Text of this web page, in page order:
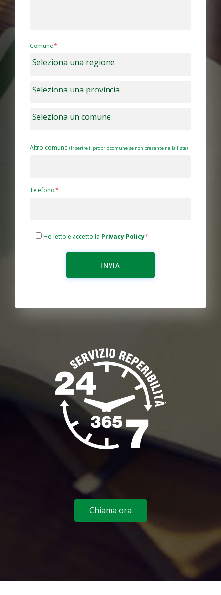
Comune
Altro comune (Inserire il proprio comune se non presente nella lista)
Telefono
Ho letto e accetto la Privacy Policy
Chiama ora